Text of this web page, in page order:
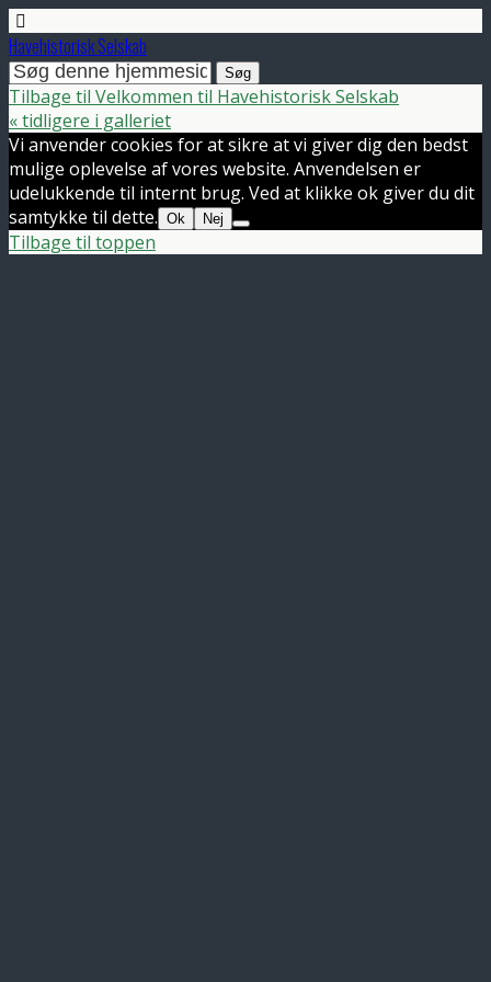
Havehistorisk Selskab
Tilbage til Velkommen til Havehistorisk Selskab
« tidligere i galleriet
Vi anvender cookies for at sikre at vi giver dig den bedst
mulige oplevelse af vores website. Anvendelsen er
udelukkende til internt brug. Ved at klikke ok giver du dit
samtykke til dette. Ok Nej
Tilbage til toppen